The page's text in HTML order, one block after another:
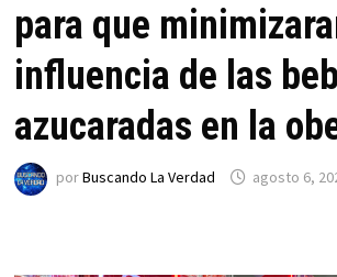
para que
influencia de las
azucaradas en la
porBuscando La Verdad agosto 6,